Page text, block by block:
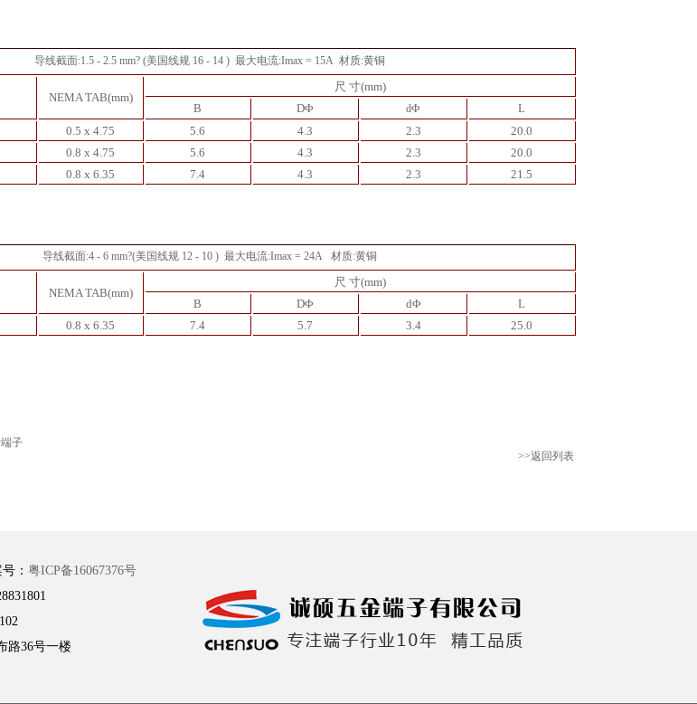
导线截面:1.5 - 2.5 mm? (美国线规 16 - 14 ) 最大电流:Imax = 15A 材质:黄铜
NEMA TAB(mm)
尺 寸(mm)
B
DΦ dΦ
L
0.5 x 4.75 5.6 4.3 2.3
20.0
0.8 x 4.75 5.6 4.3 2.3
20.0
0.8 x 6.35 7.4 4.3 2.3 21.5
导线截面:4 - 6 mm?(美国线规 12 - 10 ) 最大电流:Imax = 24A 材质:黄铜
NEMA TAB(mm)
尺 寸(mm)
B
DΦ dΦ
L
0.8 x 6.35 7.4 5.7 3.4 25.0
子
>>返回列表
： 粤ICP备16067376号
路36号一楼